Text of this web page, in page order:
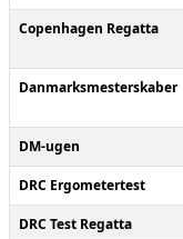
Copenhagen Regatta
Danmarksmesterskaber
DM-ugen
DRC Ergometertest
DRC Test Regatta